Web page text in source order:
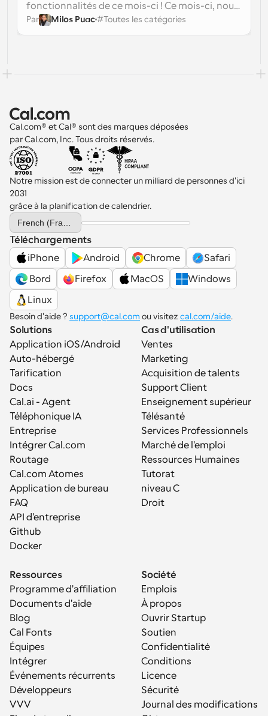
personnalisé et configuration
SMTP, et bien plus encore...
fonctionnalités de ce mois-ci ! Ce mois-ci, nous
nous sommes concentrés sur quelques
domaines clés pour améliorer votre expérience :
Par Milos Puac #Toutes les catégories
Cal.com® et Cal® sont des marques déposées
par Cal.com, Inc. Tous droits réservés.
Notre mission est de connecter un milliard de personnes d'ici
2031
grâce à la planification de calendrier.
Select Language
Téléchargements
iPhone
Android Chrome
Safari
Bord
Firefox MacOS
Windows
Linux
Besoin d'aide ? support@cal.com ou visitez cal.com/aide.
Solutions
Application iOS/Android
Auto-hébergé
Tarification
Docs
Cal.ai - Agent
Téléphonique IA
Entreprise
Intégrer Cal.com
Routage
Cal.com Atomes
Application de bureau
FAQ
API d'entreprise
Github
Docker
Cas d'utilisation
Ventes
Marketing
Acquisition de talents
Support Client
Enseignement supérieur
Télésanté
Services Professionnels
Marché de l'emploi
Ressources Humaines
Tutorat
niveau C
Droit
Ressources
Programme d'affiliation
Documents d'aide
Blog
Cal Fonts
Équipes
Intégrer
Événements récurrents
Développeurs
VVV
Société
Emplois
À propos
Ouvrir Startup
Soutien
Confidentialité
Conditions
Licence
Sécurité
Journal des modifications